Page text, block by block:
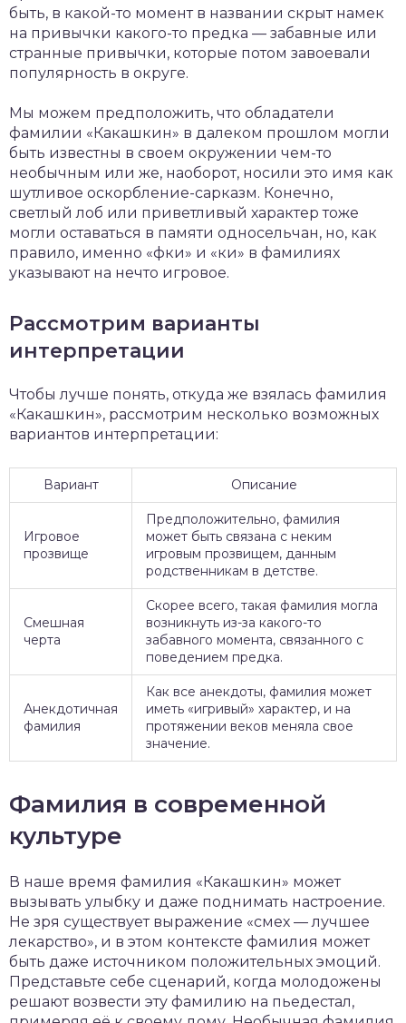
быть, в какой-то момент в названии скрыт намек
на привычки какого-то предка — забавные или
странные привычки, которые потом завоевали
популярность в округе.
Мы можем предположить, что обладатели
фамилии «Какашкин» в далеком прошлом могли
быть известны в своем окружении чем-то
необычным или же, наоборот, носили это имя как
шутливое оскорбление-сарказм. Конечно,
светлый лоб или приветливый характер тоже
могли оставаться в памяти односельчан, но, как
правило, именно «фки» и «ки» в фамилиях
указывают на нечто игровое.
Рассмотрим варианты
интерпретации
Чтобы лучше понять, откуда же взялась фамилия
«Какашкин», рассмотрим несколько возможных
вариантов интерпретации:
Вариант Описание
Игровое
прозвище
Предположительно, фамилия
может быть связана с неким
игровым прозвищем, данным
родственникам в детстве.
Смешная
черта
Скорее всего, такая фамилия могла
возникнуть из-за какого-то
забавного момента, связанного с
поведением предка.
Анекдотичная
фамилия
Как все анекдоты, фамилия может
иметь «игривый» характер, и на
протяжении веков меняла свое
значение.
Фамилия в современной
культуре
В наше время фамилия «Какашкин» может
вызывать улыбку и даже поднимать настроение.
Не зря существует выражение «смех — лучшее
лекарство», и в этом контексте фамилия может
быть даже источником положительных эмоций.
Представьте себе сценарий, когда молодожены
решают возвести эту фамилию на пьедестал,